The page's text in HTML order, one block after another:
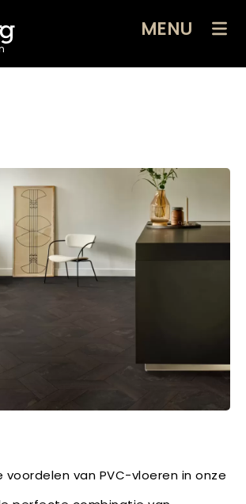
MENU
voordelen van PVC-vloeren in onze